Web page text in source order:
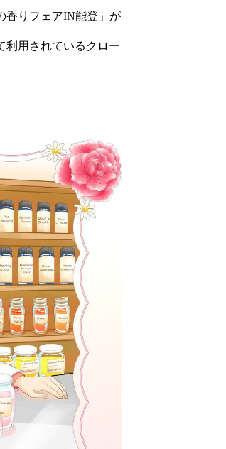
香りフェアIN能登」が
用されているクロー